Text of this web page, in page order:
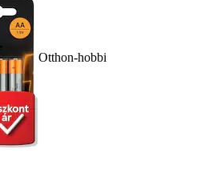
Otthon-hobbi